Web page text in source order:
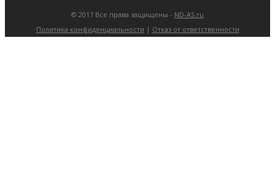
© 2017 Все права защищены - ND-AS.ru
Политика конфиденциальности | Отказ от ответственности